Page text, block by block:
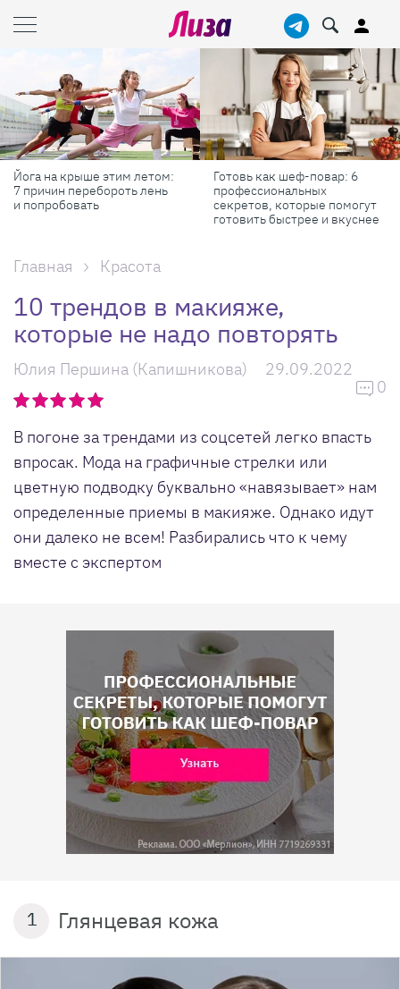
Готовь как шеф-повар: 6
профессиональных
секретов, которые помогут
Масштабные приключения:
самые красивые фестивали
России в августе
Главная Красота
10 трендов в макияже,
которые не надо повторять
Юлия Першина (Капишникова)
29.09.2022
0
В погоне за трендами из соцсетей легко впасть
впросак. Мода на графичные стрелки или
цветную подводку буквально «навязывает» нам
определенные приемы в макияже. Однако идут
они далеко не всем! Разбирались что к чему
вместе с экспертом
1 Глянцевая кожа